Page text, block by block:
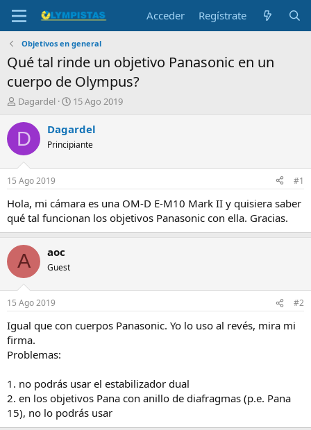
Acceder Regístrate
Objetivos en general
Qué tal rinde un objetivo Panasonic en un
cuerpo de Olympus?
I
i
c
a
d
o
r
d
e
t
e
m
a
Dagardel
F
c
h
a
i
n
c
15 Ago 2019
D Dagardel
Principiante
15 Ago 2019 #1
Hola, mi cámara es una OM-D E-M10 Mark II y quisiera saber
qué tal funcionan los objetivos Panasonic con ella. Gracias.
A aoc
Guest
15 Ago 2019 #2
Igual que con cuerpos Panasonic. Yo lo uso al revés, mira mi
firma.
Problemas:
1. no podrás usar el estabilizador dual
2. en los objetivos Pana con anillo de diafragmas (p.e. Pana
15), no lo podrás usar